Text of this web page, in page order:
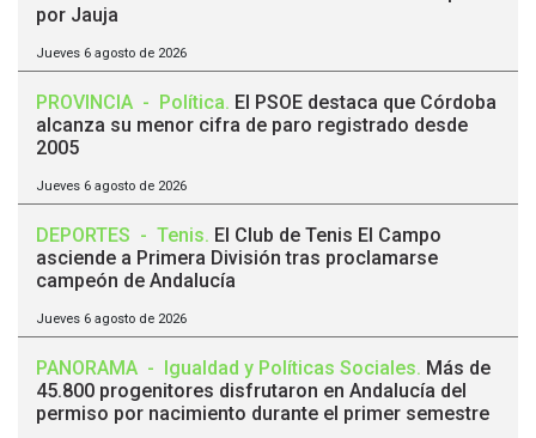
por Jauja
Jueves 6 agosto de 2026
PROVINCIA - Política. El PSOE destaca que Córdoba
alcanza su menor cifra de paro registrado desde
2005
Jueves 6 agosto de 2026
DEPORTES - Tenis. El Club de Tenis El Campo
asciende a Primera División tras proclamarse
campeón de Andalucía
Jueves 6 agosto de 2026
PANORAMA - Igualdad y Políticas Sociales. Más de
45.800 progenitores disfrutaron en Andalucía del
permiso por nacimiento durante el primer semestre